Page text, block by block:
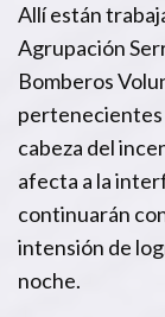
Allí están
Agrupación
Bomberos
pertenecientes
cabeza del
afecta a la
continuarán
intensión de
noche.